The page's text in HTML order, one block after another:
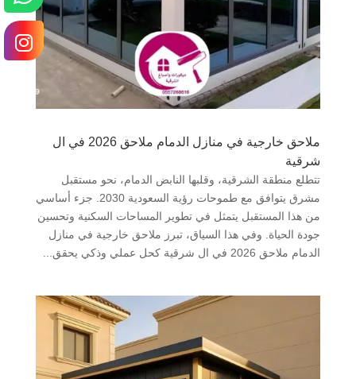
ملاحق خارجية في منازل الدمام ملاحق 2026 في ال
شرقية
تتطلع منطقة الشرقية، وقلبها النابض الدمام، نحو مستقبل
مشرق يتوافق مع طموحات رؤية السعودية 2030. جزء أساسي
من هذا المستقبل يتمثل في تطوير المساحات السكنية وتحسين
جودة الحياة. وفي هذا السياق، تبرز ملاحق خارجية في منازل
الدمام ملاحق 2026 في ال شرقية كحل عملي وذكي يحقق...